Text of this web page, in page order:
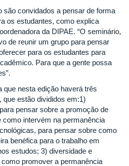
são convidados a pensar de forma
os estudantes, como explica
da DIPAE. “O seminário,
de reunir um grupo para pensar
para os estudantes para
Para que a gente possa
nesta edição haverá três
que estão divididos em:1)
pensar sobre a promoção de
como intervém na permanência
para pensar sobre como
benéfica para o trabalho em
estudos; 3) diversidade e
promover a permanência